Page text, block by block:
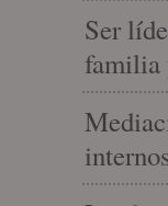
Ser
familia